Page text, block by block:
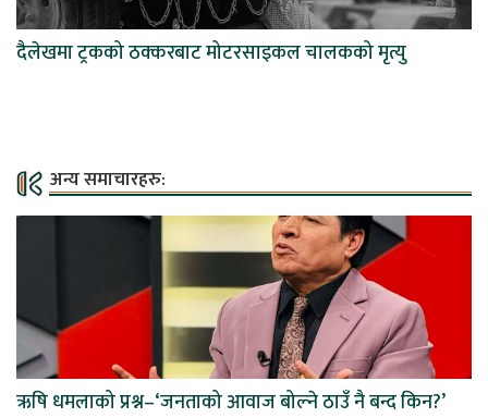
दैलेखमा ट्रकको ठक्करबाट मोटरसाइकल चालकको मृत्यु
अन्य समाचारहरु:
ऋषि धमलाको प्रश्न–‘जनताको आवाज बोल्ने ठाउँ नै बन्द किन?’